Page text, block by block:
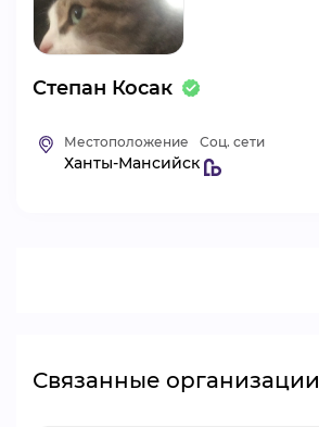
АНАЛИТИКА
БАЗА ЗНАНИЙ
ВИДЕОКУРСЫ
Степан Косак
Местоположение
Ханты-Мансийск
Соц. сети
Связанные организации